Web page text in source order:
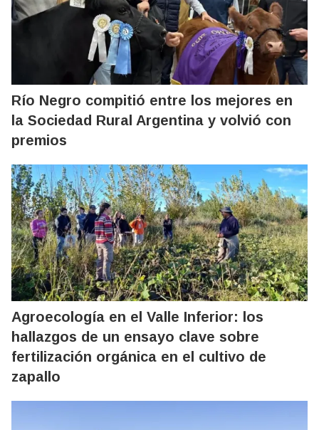
Río Negro compitió entre los mejores en
la Sociedad Rural Argentina y volvió con
premios
Agroecología en el Valle Inferior: los
hallazgos de un ensayo clave sobre
fertilización orgánica en el cultivo de
zapallo